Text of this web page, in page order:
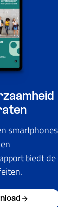
smartphones
biedt de